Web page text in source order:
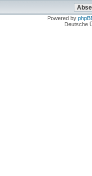
Powered by
Deutsche